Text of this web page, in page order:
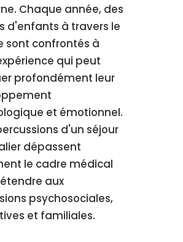
Chaque année, des
d'enfants à travers le
sont confrontés à
qui peut
profondément leur
et émotionnel.
d'un séjour
dépassent
le cadre médical
aux
psychosociales,
et familiales.